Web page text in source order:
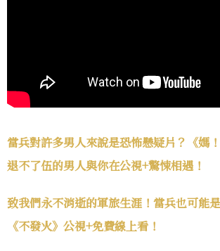
當兵對許多男人來說是恐怖懸疑片？《媽
退不了伍的男人與你在公視+驚悚相遇！
致我們永不消逝的軍旅生涯！當兵也可能
《不發火》公視+免費線上看！